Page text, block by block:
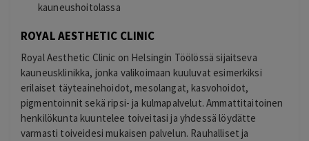
kauneushoitolassa
ROYAL AESTHETIC CLINIC
Royal Aesthetic Clinic on Helsingin Töölössä sijaitseva
kauneusklinikka, jonka valikoimaan kuuluvat esimerkiksi
erilaiset täyteainehoidot, mesolangat, kasvohoidot,
pigmentoinnit sekä ripsi- ja kulmapalvelut. Ammattitaitoinen
henkilökunta kuuntelee toiveitasi ja yhdessä löydätte
varmasti toiveidesi mukaisen palvelun. Rauhalliset ja